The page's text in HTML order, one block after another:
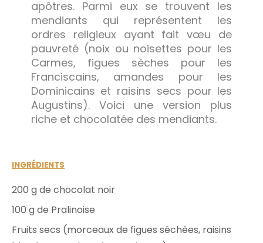
apôtres. Parmi eux se trouvent les
mendiants qui représentent les
ordres religieux ayant fait vœu de
pauvreté (noix ou noisettes pour les
Carmes, figues sèches pour les
Franciscains, amandes pour les
Dominicains et raisins secs pour les
Augustins). Voici une version plus
riche et chocolatée des mendiants.
INGRÉDIENTS
200 g de chocolat noir
100 g de Pralinoise
Fruits secs (morceaux de figues séchées, raisins